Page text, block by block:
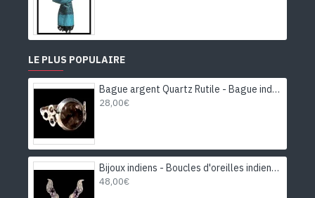
LE PLUS POPULAIRE
Bague argent Quartz Rutile - Bague indienne - Bijoux indiens
28,00€
Bijoux indiens - Boucles d'oreilles indiennes rhodiées Améthyste
48,00€